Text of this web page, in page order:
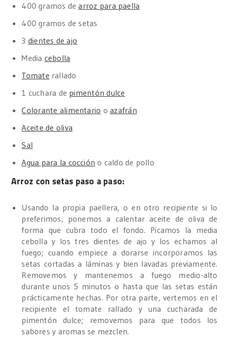
400 gramos dearroz para paella
400 gramos de setas
3 dientes de ajo
Media cebolla
Tomate rallado
1 cuchara de pimentón dulce
Colorante alimentario oazafrán
Aceite de oliva
Sal
Agua para la cocción o caldo de pollo
Arroz con setas paso a paso:
Usando la propia paellera, o en otro recipiente si lo
preferimos, ponemos a calentar aceite de oliva de
forma que cubra todo el fondo. Picamos la media
cebolla y los tres dientes de ajo y los echamos al
fuego; cuando empiece a dorarse incorporamos las
setas cortadas a láminas y bien lavadas previamente.
Removemos y mantenemos a fuego medio-alto
durante unos 5 minutos o hasta que las setas están
prácticamente hechas. Por otra parte, vertemos en el
recipiente el tomate rallado y una cucharada de
pimentón dulce; removemos para que todos los
sabores y aromas se mezclen.